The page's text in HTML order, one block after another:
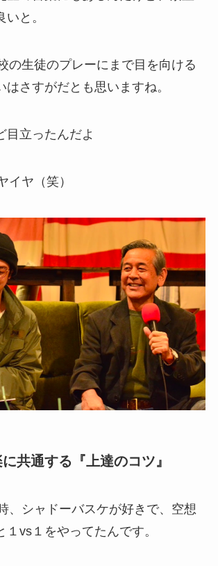
と。
の生徒のプレーにまで目を向ける
はさすがだとも思いますね。
目立ったんだよ
イヤ（笑）
共通する『上達のコツ』
、シャドーバスケが好きで、空想
１vs１をやってたんです。